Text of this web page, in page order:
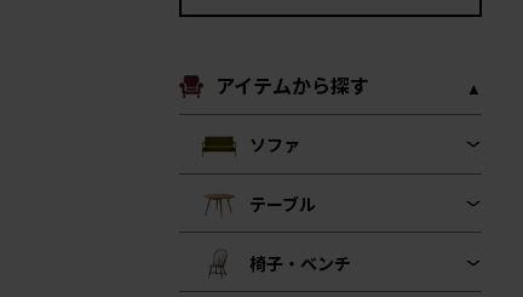
アイテムから探す
ソファ
テーブル
椅子・ベンチ